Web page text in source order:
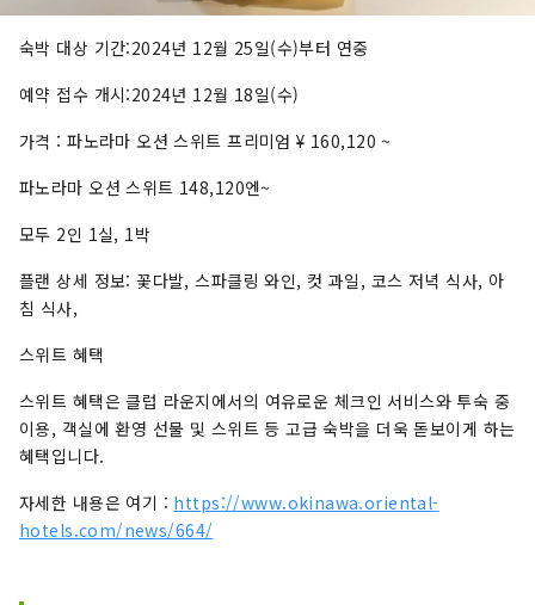
숙박 대상 기간:2024년 12월 25일(수)부터 연중
예약 접수 개시:2024년 12월 18일(수)
가격 : 파노라마 오션 스위트 프리미엄 ¥ 160,120 ~
파노라마 오션 스위트 148,120엔~
모두 2인 1실, 1박
플랜 상세 정보: 꽃다발, 스파클링 와인, 컷 과일, 코스 저녁 식사, 아
침 식사,
스위트 혜택
스위트 혜택은 클럽 라운지에서의 여유로운 체크인 서비스와 투숙 중
이용, 객실에 환영 선물 및 스위트 등 고급 숙박을 더욱 돋보이게 하는
혜택입니다.
자세한 내용은 여기 : https://www.okinawa.oriental-
hotels.com/news/664/